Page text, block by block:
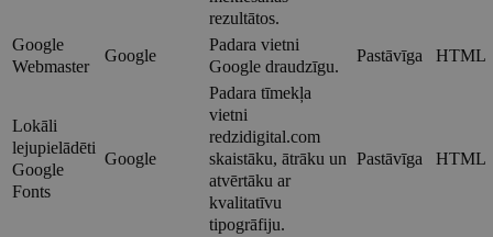
rezultātos.
Google
Webmaster
Google
Padara vietni
Google draudzīgu.
Pastāvīga HTML
Lokāli
lejupielādēti
Google
Fonts
Google
Padara tīmekļa
vietni
redzidigital.com
skaistāku, ātrāku un
atvērtāku ar
kvalitatīvu
tipogrāfiju.
Pastāvīga HTML